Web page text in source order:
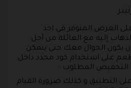
العرض المتوفر في احد
إليه مع العائلة من أجل
ان يكون الجوال معك حتى يتمكن
على استخدام كود محدد داخل
التخفيض المطلوب .
التطبيق و كذلك ضرورة القيام